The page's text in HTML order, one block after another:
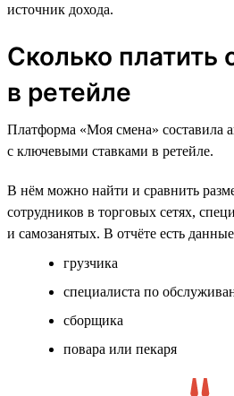
источник дохода.
Сколько платить
в ретейле
Платформа «Моя смена» составила
с ключевыми ставками в ретейле.
В нём можно найти и сравнить
сотрудников в торговых сетях,
и самозанятых. В отчёте есть
грузчика
специалиста по
сборщика
повара или пекаря